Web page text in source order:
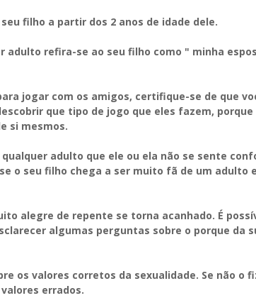
filho a partir dos 2 anos de idade dele.
adulto refira-se ao seu filho como " minha
jogar com os amigos, certifique-se de que
que tipo de jogo que eles fazem, porque
si mesmos.
adulto que ele ou ela não se sente
o seu filho chega a ser muito fã de um adulto
alegre de repente se torna acanhado. É
algumas perguntas sobre o porque da
os valores corretos da sexualidade. Se não o
errados.